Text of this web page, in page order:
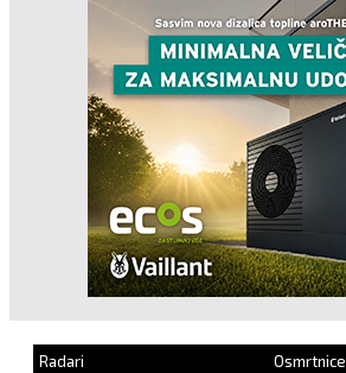
Radari Osmrtnice